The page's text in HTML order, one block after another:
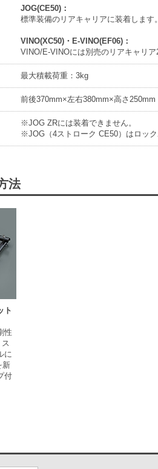
JOG(CE50)：
標準装備のリアキャリアに装着します。
VINO(XC50)・E-VINO(EF06)：
VINO/E-VINOには別売のリアキャリア
最大積載荷重：3kg
前後370mm×左右380mm×高さ250mm
※JOG ZRには装着できません。
※JOG（4ストローク CE50）はロッ
法
ト
性
に
新
付